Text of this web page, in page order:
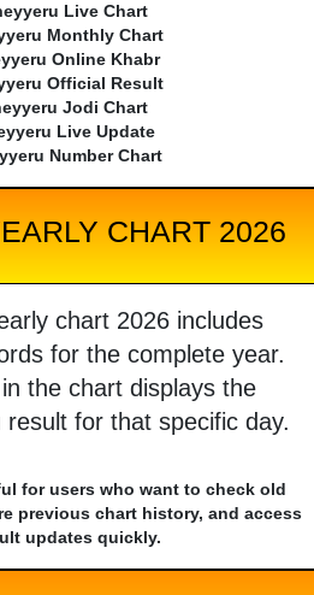
Live Chart
Monthly Chart
Online Khabr
Official Result
Jodi Chart
Live Update
Number Chart
CHART 2026
chart 2026 includes
for the complete year.
the chart displays the
result for that specific day.
for users who want to check old
previous chart history, and access
updates quickly.